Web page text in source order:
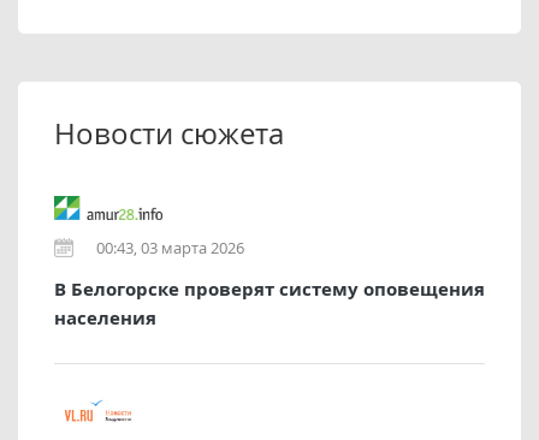
Новости сюжета
00:43, 03 марта 2026
В Белогорске проверят систему оповещения
населения